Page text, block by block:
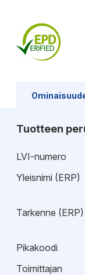
Tuotteen
LVI-numero
Yleisnimi (ERP)
Tarkenne (ERP)
Pikakoodi
Toimittajan